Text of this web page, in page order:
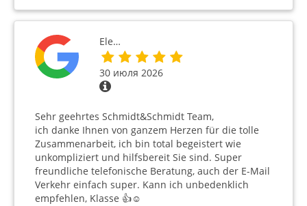
Ele…
30 июля 2026
Sehr geehrtes Schmidt&Schmidt Team,
ich danke Ihnen von ganzem Herzen für die tolle
Zusammenarbeit, ich bin total begeistert wie
unkompliziert und hilfsbereit Sie sind. Super
freundliche telefonische Beratung, auch der E-Mail
Verkehr einfach super. Kann ich unbedenklich
empfehlen, Klasse 👍☺️